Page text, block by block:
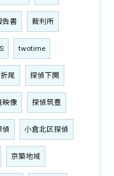
告書 裁判所
twotime
折尾 探偵下関
映像 探偵筑豊
偵 小倉北区探偵
京築地域